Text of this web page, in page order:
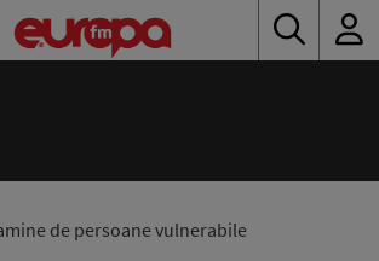
de persoane vulnerabile